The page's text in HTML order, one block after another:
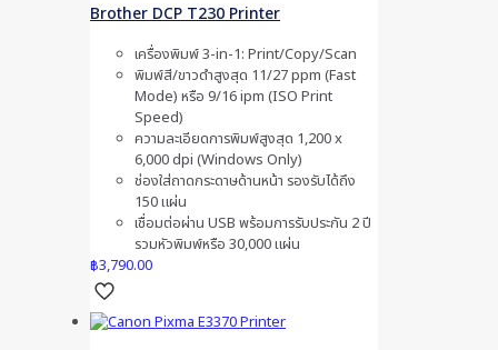
Brother DCP T230 Printer
เครื่องพิมพ์ 3-in-1: Print/Copy/Scan
พิมพ์สี/ขาวดำสูงสุด 11/27 ppm (Fast
Mode) หรือ 9/16 ipm (ISO Print
Speed)
ความละเอียดการพิมพ์สูงสุด 1,200 x
6,000 dpi (Windows Only)
ช่องใส่ถาดกระดาษด้านหน้า รองรับได้ถึง
150 แผ่น
เชื่อมต่อผ่าน USB พร้อมการรับประกัน 2 ปี
รวมหัวพิมพ์หรือ 30,000 แผ่น
฿3,790.00